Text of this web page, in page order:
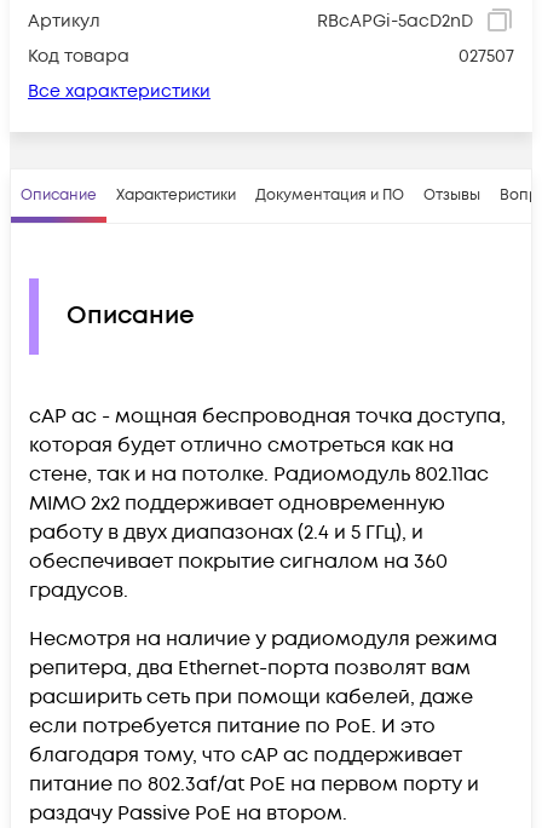
Артикул
RBcAPGi-5acD2nD
Код товара
027507
Все характеристики
Описание Характеристики Документация и ПО Отзывы
Описание
cAP ac - мощная беспроводная точка доступа,
которая будет отлично смотреться как на
стене, так и на потолке. Радиомодуль 802.11ac
MIMO 2х2 поддерживает одновременную
работу в двух диапазонах (2.4 и 5 ГГц), и
обеспечивает покрытие сигналом на 360
градусов.
Несмотря на наличие у радиомодуля режима
репитера, два Ethernet-порта позволят вам
расширить сеть при помощи кабелей, даже
если потребуется питание по PoE. И это
благодаря тому, что cAP ac поддерживает
питание по 802.3af/at PoE на первом порту и
раздачу Passive PoE на втором.